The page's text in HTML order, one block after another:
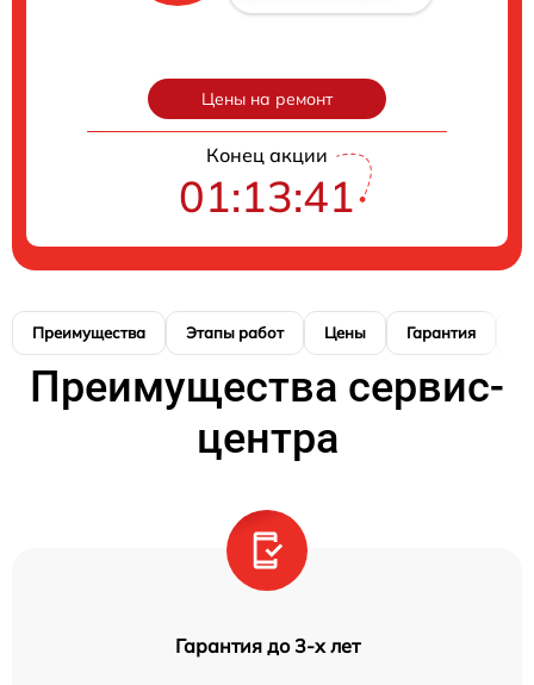
Цены на ремонт
Конец акции
01:13:40
Преимущества Этапы работ Цены Гарантия
Преимущества сервис-
центра
Гарантия до 3-х лет